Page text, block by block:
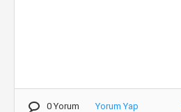
0 Yorum Yorum Yap